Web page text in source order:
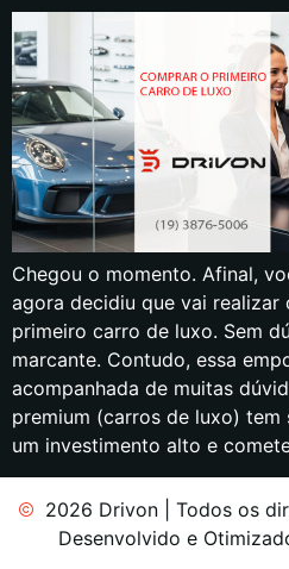
Chegou o momento. Afinal,
agora decidiu que vai realizar
primeiro carro de luxo. Sem
marcante. Contudo, essa
acompanhada de muitas
premium (carros de luxo) tem
um investimento alto e
2026 Drivon | Todos os
Desenvolvido e